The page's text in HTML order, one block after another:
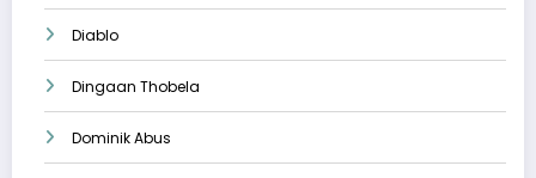
Diablo
Dingaan Thobela
Dominik Abus